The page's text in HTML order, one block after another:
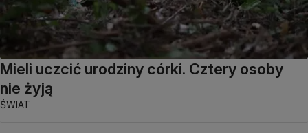
Mieli uczcić urodziny córki. Cztery osoby
nie żyją
ŚWIAT